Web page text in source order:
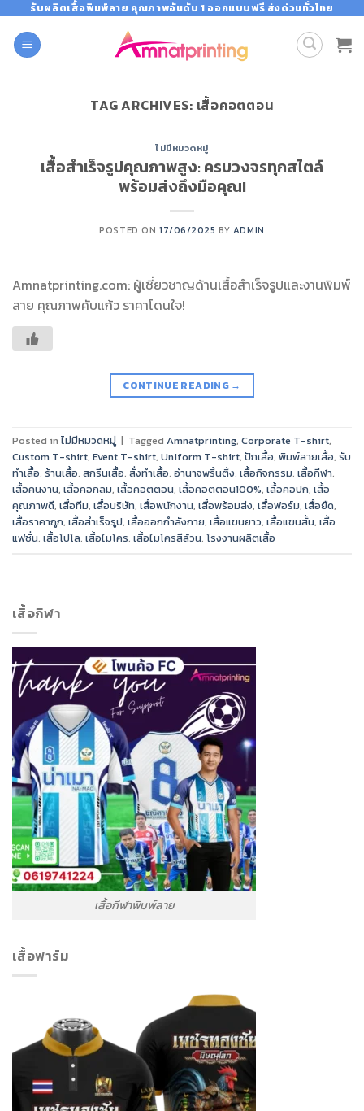
content
รับผลิตเสื้อพิมพ์ลาย คุณภาพอันดับ 1 ออกแบบฟรี ส่งด่วนทั่วไทย
TAG ARCHIVES: เสื้อคอตตอน
ไม่มีหมวดหมู่
เสื้อสำเร็จรูปคุณภาพสูง: ครบวงจรทุกสไตล์
พร้อมส่งถึงมือคุณ!
POSTED ON 17/06/2025 BY ADMIN
Amnatprinting.com: ผู้เชี่ยวชาญด้านเสื้อสำเร็จรูปและงานพิมพ์
ลาย คุณภาพคับแก้ว ราคาโดนใจ!
CONTINUE READING →
Posted in ไม่มีหมวดหมู่ | Tagged Amnatprinting, Corporate T-shirt,
Custom T-shirt, Event T-shirt, Uniform T-shirt, ปักเสื้อ, พิมพ์ลายเสื้อ, รับ
ทำเสื้อ, ร้านเสื้อ, สกรีนเสื้อ, สั่งทำเสื้อ, อำนาจพริ้นติ้ง, เสื้อกิจกรรม, เสื้อกีฬา,
เสื้อคนงาน, เสื้อคอกลม, เสื้อคอตตอน, เสื้อคอตตอน100%, เสื้อคอปก, เสื้อ
คุณภาพดี, เสื้อทีม, เสื้อบริษัท, เสื้อพนักงาน, เสื้อพร้อมส่ง, เสื้อฟอร์ม, เสื้อยืด,
เสื้อราคาถูก, เสื้อสำเร็จรูป, เสื้อออกกำลังกาย, เสื้อแขนยาว, เสื้อแขนสั้น, เสื้อ
แฟชั่น, เสื้อโปโล, เสื้อไมโคร, เสื้อไมโครสีล้วน, โรงงานผลิตเสื้อ
เสื้อกีฬา
เสื้อกีฬาพิมพ์ลาย
เสื้อฟาร์ม